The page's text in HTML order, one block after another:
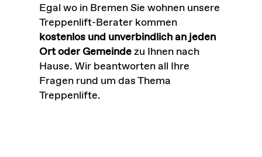
Egal wo in Bremen Sie wohnen unsere
Treppenlift-Berater kommen
kostenlos und unverbindlich an jeden
Ort oder Gemeindezu Ihnen nach
Hause. Wir beantworten all Ihre
Fragen rund um das Thema
Treppenlifte.